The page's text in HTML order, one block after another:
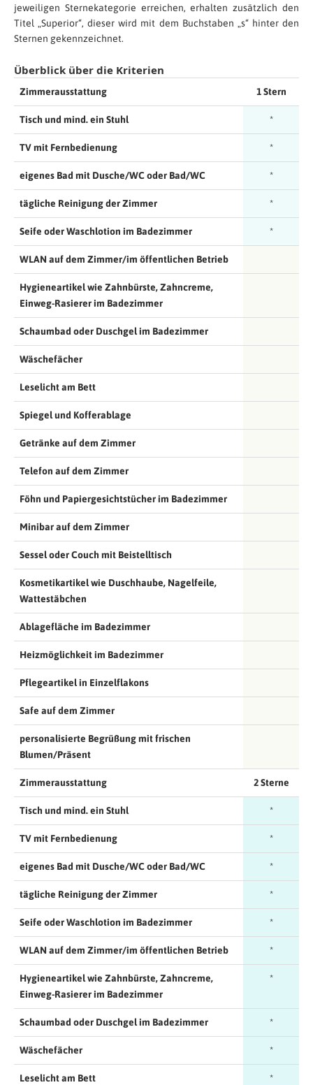
jeweiligen Sternekategorie erreichen, erhalten zusätzlich den
Titel „Superior“, dieser wird mit dem Buchstaben „s“ hinter den
Sternen gekennzeichnet.
Überblick über die Kriterien
Zimmerausstattung 1 Stern
Tisch und mind. ein Stuhl *
TV mit Fernbedienung *
eigenes Bad mit Dusche/WC oder Bad/WC *
tägliche Reinigung der Zimmer *
Seife oder Waschlotion im Badezimmer *
WLAN auf dem Zimmer/im öffentlichen Betrieb
Hygieneartikel wie Zahnbürste, Zahncreme,
Einweg-Rasierer im Badezimmer
Schaumbad oder Duschgel im Badezimmer
Wäschefächer
Leselicht am Bett
Spiegel und Kofferablage
Getränke auf dem Zimmer
Telefon auf dem Zimmer
Föhn und Papiergesichtstücher im Badezimmer
Minibar auf dem Zimmer
Sessel oder Couch mit Beistelltisch
Kosmetikartikel wie Duschhaube, Nagelfeile,
Wattestäbchen
Ablagefläche im Badezimmer
Heizmöglichkeit im Badezimmer
Pflegeartikel in Einzelflakons
Safe auf dem Zimmer
personalisierte Begrüßung mit frischen
Blumen/Präsent
Zimmerausstattung 2 Sterne
Tisch und mind. ein Stuhl *
TV mit Fernbedienung *
eigenes Bad mit Dusche/WC oder Bad/WC *
tägliche Reinigung der Zimmer *
Seife oder Waschlotion im Badezimmer *
WLAN auf dem Zimmer/im öffentlichen Betrieb *
Hygieneartikel wie Zahnbürste, Zahncreme,
Einweg-Rasierer im Badezimmer
*
Schaumbad oder Duschgel im Badezimmer *
Wäschefächer *
Leselicht am Bett *